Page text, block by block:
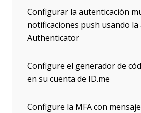
Configurar la autenticación
notificaciones push usando la
Authenticator
Configure el generador de
en su cuenta de ID.me
Configure la MFA con